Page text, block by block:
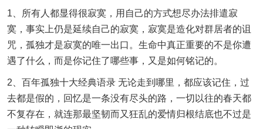
1、所有人都显得很寂寞，用自己的方式想尽办法排遣寂
寞，事实上仍是延续自己的寂寞，寂寞是造化对群居者的诅
咒，孤独才是寂寞的唯一出口。生命中真正重要的不是你遭
遇了什么，而是你记住了哪些事，又是如何铭记的。
2、百年孤独十大经典语录 无论走到哪里，都应该记住，过
去都是假的，回忆是一条没有尽头的路，一切以往的春天都
不复存在，就连那最坚韧而又狂乱的爱情归根结底也不过是